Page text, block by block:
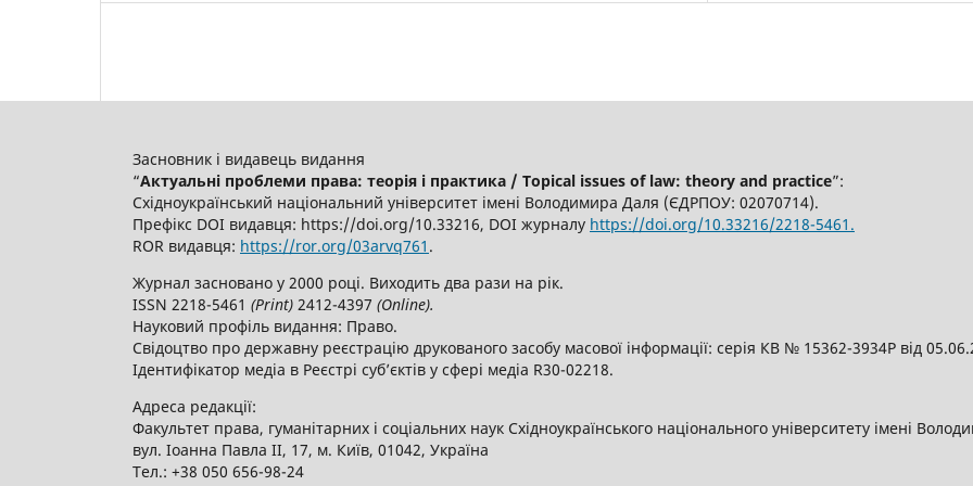
Засновник і видавець видання
“Актуальні проблеми права: теорія і практика / Topical issues of law: theory and practice”:
Східноукраїнський національний університет імені Володимира Даля (ЄДРПОУ: 02070714).
Префікс DOI видавця: https://doi.org/10.33216, DOI журналу https://doi.org/10.33216/2218-5461.
ROR видавця: https://ror.org/03arvq761 .
Журнал засновано у 2000 році. Виходить два рази на рік.
ISSN 2218-5461 (Print) 2412-4397 (Online).
Науковий профіль видання: Право.
Свідоцтво про державну реєстрацію друкованого засобу масової інформації: серія КВ № 15362-3934Р від
Ідентифікатор медіа в Реєстрі суб’єктів у сфері медіа R30-02218.
Адреса редакції:
Факультет права, гуманітарних і соціальних наук Східноукраїнського національного університету імені
вул. Іоанна Павла ІІ, 17, м. Київ, 01042, Україна
Тел.: +38 050 656-98-24